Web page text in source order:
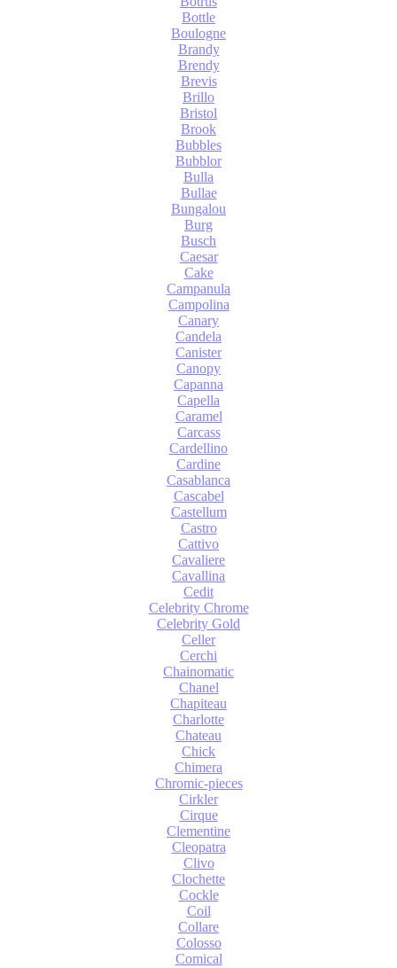
Bottle
Boulogne
Brandy
Brendy
Brevis
Brillo
Bristol
Brook
Bubbles
Bubblor
Bulla
Bullae
Bungalou
Burg
Busch
Caesar
Cake
Campanula
Campolina
Canary
Candela
Canister
Canopy
Capanna
Capella
Caramel
Carcass
Cardellino
Cardine
Casablanca
Cascabel
Castellum
Castro
Cattivo
Cavaliere
Cavallina
Cedit
Celebrity Chrome
Celebrity Gold
Celler
Cerchi
Chainomatic
Chanel
Chapiteau
Charlotte
Chateau
Chick
Chimera
Chromic-pieces
Cirkler
Cirque
Clementine
Cleopatra
Clivo
Clochette
Cockle
Coil
Collare
Colosso
Comical